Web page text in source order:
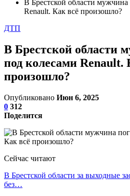
В Брестской области
Renault. Как всё произошло?
ДТП
В Брестской области
под колесами Renault.
произошло?
Опубликовано Июн 6, 2025
0 312
Поделится
Сейчас читают
В Брестской области за выходные
без…